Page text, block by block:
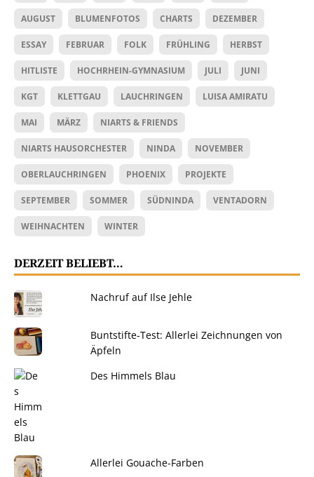
AUGUST BLUMENFOTOS CHARTS DEZEMBER
ESSAY FEBRUAR FOLK FRÜHLING HERBST
HITLISTE HOCHRHEIN-GYMNASIUM JULI JUNI
KGT KLETTGAU LAUCHRINGEN LUISA AMIRATU
MAI MÄRZ NIARTS & FRIENDS
NIARTS HAUSORCHESTER NINDA NOVEMBER
OBERLAUCHRINGEN PHOENIX PROJEKTE
SEPTEMBER SOMMER SÜDNINDA VENTADORN
WEIHNACHTEN WINTER
DERZEIT BELIEBT…
Nachruf auf Ilse Jehle
Buntstifte-Test: Allerlei Zeichnungen von
Äpfeln
Des Himmels Blau
Allerlei Gouache-Farben